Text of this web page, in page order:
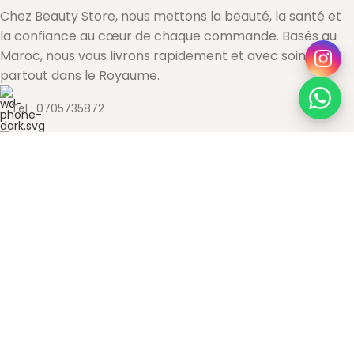
Chez Beauty Store, nous mettons la beauté, la santé et
la confiance au cœur de chaque commande. Basés au
Maroc, nous vous livrons rapidement et avec soin
partout dans le Royaume.
Tel : 0705735872